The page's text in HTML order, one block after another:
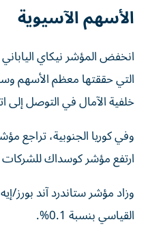
الأسهم الآسيوية
التي حققتها معظم الأسهم
خلفية الآمال في التوصل
ارتفع مؤشر كوسداك للشركات
القياسي بنسبة 0.1%.